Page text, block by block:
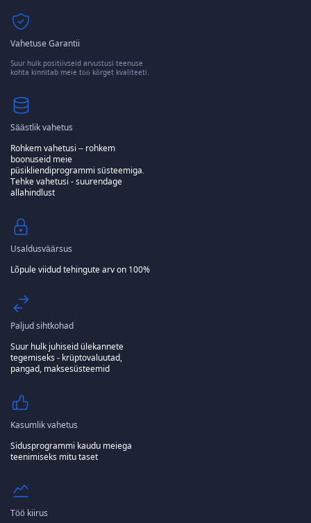
Vahetuse Garantii
Suur hulk positiivseid arvustusi teenuse
kohta kinnitab meie töö kõrget kvaliteeti.
Säästlik vahetus
Rohkem vahetusi – rohkem
boonuseid meie
püsikliendiprogrammi süsteemiga.
Tehke vahetusi - suurendage
allahindlust
Usaldusväärsus
Lõpule viidud tehingute arv on 100%
Paljud sihtkohad
Suur hulk juhiseid ülekannete
tegemiseks - krüptovaluutad,
pangad, maksesüsteemid
Kasumlik vahetus
Sidusprogrammi kaudu meiega
teenimiseks mitu taset
Töö kiirus